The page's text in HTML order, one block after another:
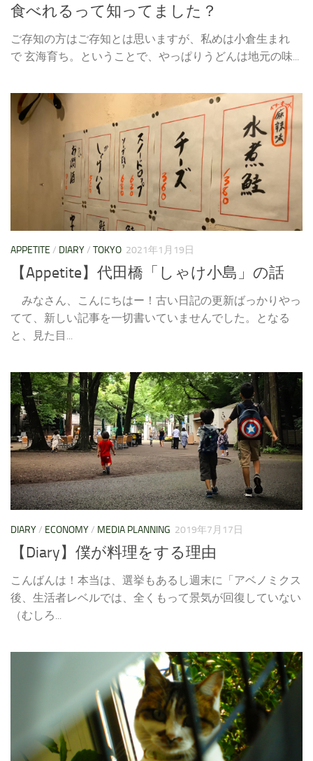
食べれるって知ってました？
ご存知の方はご存知とは思いますが、私めは小倉生まれ
で 玄海育ち。ということで、やっぱりうどんは地元の味...
APPETITE / DIARY/ TOKYO 2021年1月19日
【Appetite】代田橋「しゃけ小島」の話
みなさん、こんにちはー！古い日記の更新ばっかりやっ
てて、新しい記事を一切書いていませんでした。となる
と、見た目...
DIARY/ ECONOMY/ MEDIA PLANNING 2019年7月17日
【Diary】僕が料理をする理由
こんばんは！本当は、選挙もあるし週末に「アベノミクス
後、生活者レベルでは、全くもって景気が回復していない
（むしろ...